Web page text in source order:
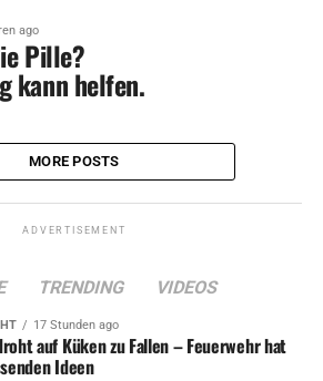
ago
Pille?
kann helfen.
MORE POSTS
ADVERTISEMENT
TRENDING VIDEOS
17 Stunden ago
auf Küken zu Fallen – Feuerwehr hat
Ideen